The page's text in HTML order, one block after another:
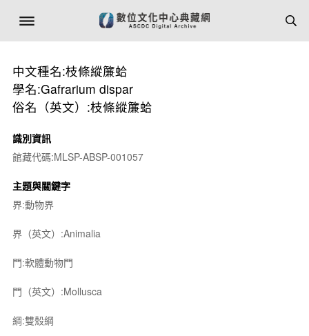
中文種名:枝條縱簾蛤
學名:Gafrarium dispar
俗名（英文）:枝條縱簾蛤
識別資訊
館藏代碼:MLSP-ABSP-001057
主題與關鍵字
界:動物界
界（英文）:Animalia
門:軟體動物門
門（英文）:Mollusca
綱:雙殼綱